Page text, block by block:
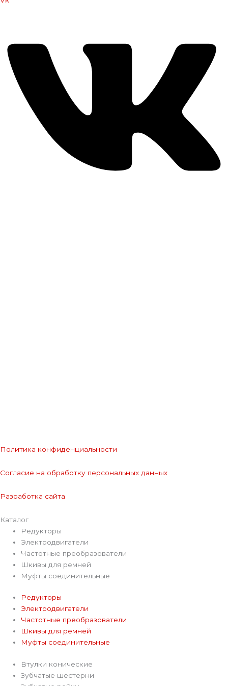
Политика конфиденциальности
Согласие на обработку персональных данных
Разработка сайта
Каталог
Редукторы
Электродвигатели
Частотные преобразователи
Шкивы для ремней
Муфты соединительные
Редукторы
Электродвигатели
Частотные преобразователи
Шкивы для ремней
Муфты соединительные
Втулки конические
Зубчатые шестерни